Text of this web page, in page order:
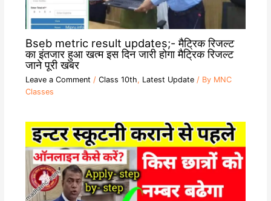
Bseb metric result updates;- मैट्रिक रिजल्ट
का इंतजार हुआ खत्म इस दिन जारी होगा मैट्रिक रिजल्ट
जाने पूरी खबर
Leave a Comment / Class 10th, Latest Update/ By MNC
Classes